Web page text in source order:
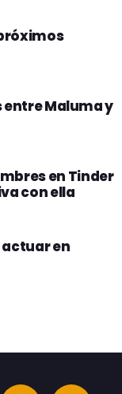
entre Maluma y
en Tinder
con ella
actuar en